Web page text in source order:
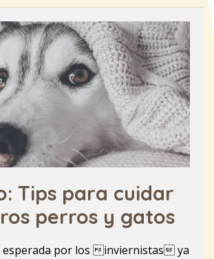
Tips para cuidar
perros y gatos
esperada por los inviernistas ya